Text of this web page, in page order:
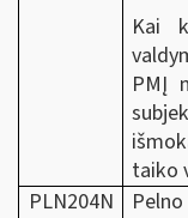
Kai
PMĮ
taiko
PLN204N